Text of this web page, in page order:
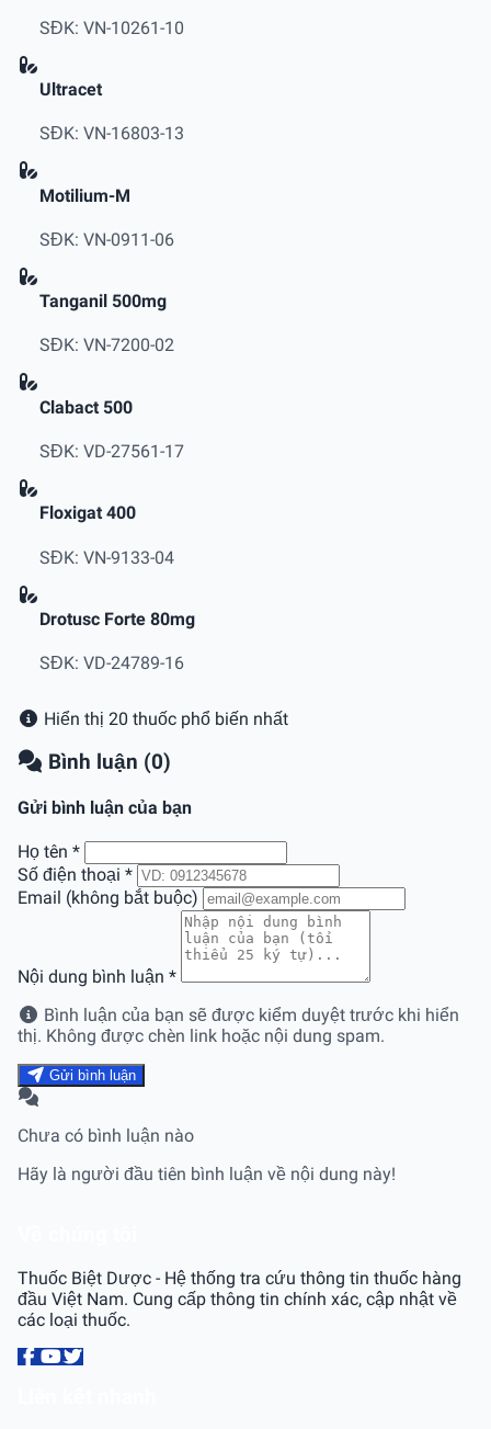
SĐK: VN-10261-10
Ultracet
SĐK: VN-16803-13
Motilium-M
SĐK: VN-0911-06
Tanganil 500mg
SĐK: VN-7200-02
Clabact 500
SĐK: VD-27561-17
Floxigat 400
SĐK: VN-9133-04
Drotusc Forte 80mg
SĐK: VD-24789-16
Hiển thị 20 thuốc phổ biến nhất
Bình luận (0)
Gửi bình luận của bạn
Họ tên *
Số điện thoại *
Email (không bắt buộc)
Nội dung bình luận *
Bình luận của bạn sẽ được kiểm duyệt trước khi hiển
thị. Không được chèn link hoặc nội dung spam.
Gửi bình luận
Chưa có bình luận nào
Hãy là người đầu tiên bình luận về nội dung này!
Thuốc Biệt Dược - Hệ thống tra cứu thông tin thuốc hàng
đầu Việt Nam. Cung cấp thông tin chính xác, cập nhật về
các loại thuốc.